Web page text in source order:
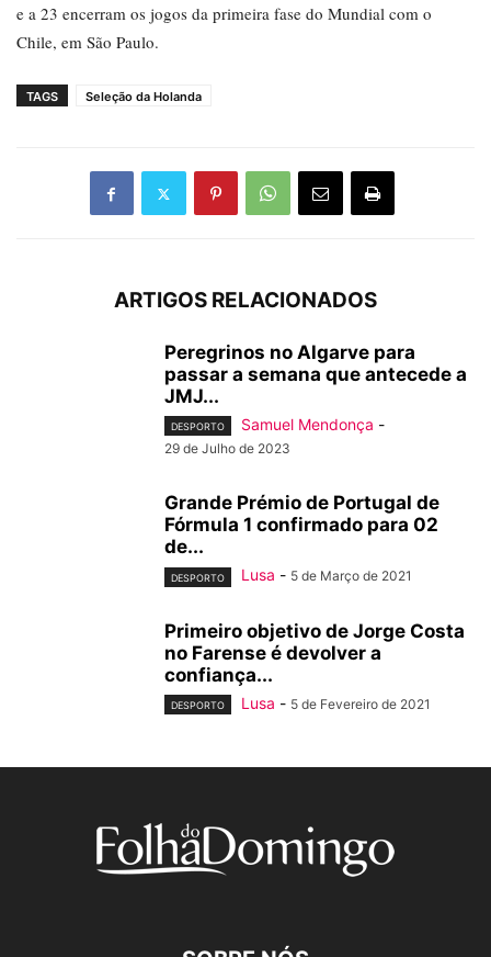
e a 23 encerram os jogos da primeira fase do Mundial com o
Chile, em São Paulo.
TAGS Seleção da Holanda
ARTIGOS RELACIONADOS
Peregrinos no Algarve para
passar a semana que antecede a
JMJ...
DESPORTO Samuel Mendonça -
29 de Julho de 2023
Grande Prémio de Portugal de
Fórmula 1 confirmado para 02
de...
DESPORTO Lusa - 5 de Março de 2021
Primeiro objetivo de Jorge Costa
no Farense é devolver a
confiança...
DESPORTO Lusa - 5 de Fevereiro de 2021